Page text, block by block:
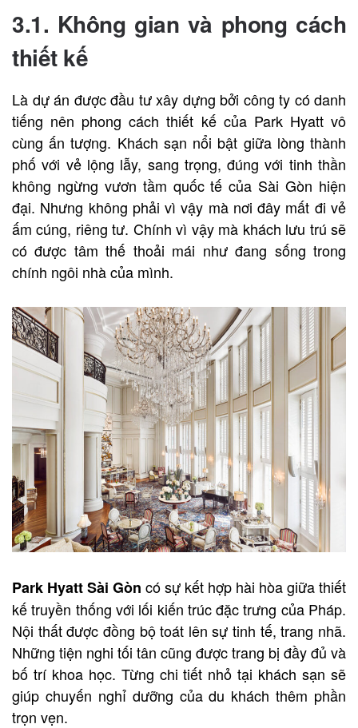
3.1. Không gian và phong cách
thiết kế
Là dự án được đầu tư xây dựng bởi công ty có danh
tiếng nên phong cách thiết kế của Park Hyatt vô
cùng ấn tượng. Khách sạn nổi bật giữa lòng thành
phố với vẻ lộng lẫy, sang trọng, đúng với tinh thần
không ngừng vươn tầm quốc tế của Sài Gòn hiện
đại. Nhưng không phải vì vậy mà nơi đây mất đi vẻ
ấm cúng, riêng tư. Chính vì vậy mà khách lưu trú sẽ
có được tâm thế thoải mái như đang sống trong
chính ngôi nhà của mình.
Park Hyatt Sài Gòn có sự kết hợp hài hòa giữa thiết
kế truyền thống với lối kiến trúc đặc trưng của Pháp.
Nội thất được đồng bộ toát lên sự tinh tế, trang nhã.
Những tiện nghi tối tân cũng được trang bị đầy đủ và
bố trí khoa học. Từng chi tiết nhỏ tại khách sạn sẽ
giúp chuyến nghỉ dưỡng của du khách thêm phần
trọn vẹn.